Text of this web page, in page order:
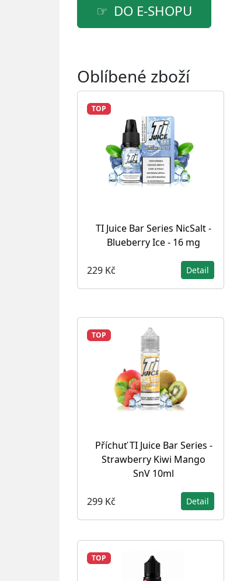
DO E-SHOPU
Oblíbené zboží
TOP
TI Juice Bar Series NicSalt -
Blueberry Ice - 16 mg
229 Kč Detail
TOP
Příchuť TI Juice Bar Series -
Strawberry Kiwi Mango
SnV 10ml
299 Kč Detail
TOP